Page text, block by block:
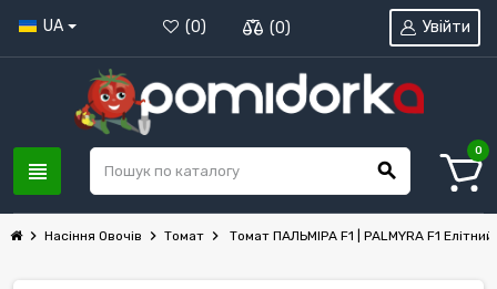
UA (0) (0)
view_headline search
Увійти
0
chevron_right Насіння Овочів chevron_right Томат chevron_right Томат ПАЛЬМІРА F1 | PALMYRA F1